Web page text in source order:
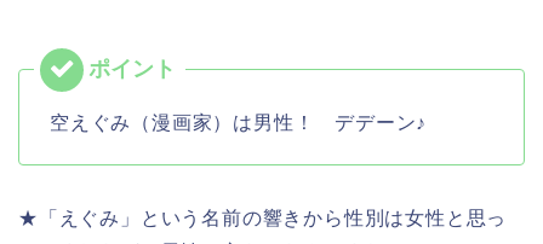
空えぐみ（漫画家）は男性！ デデーン♪
★「えぐみ」という名前の響きから性別は女性と思っ